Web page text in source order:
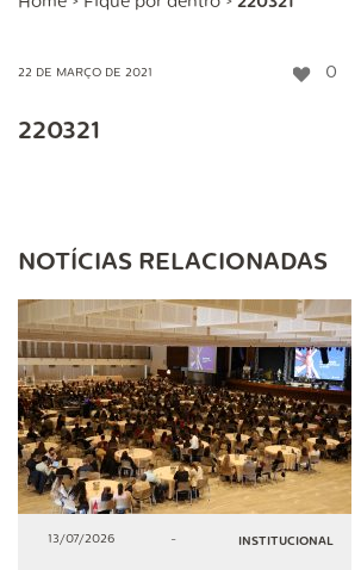
22 DE MARÇO DE 2021 0
220321
NOTÍCIAS RELACIONADAS
13/07/2026 - INSTITUCIONAL